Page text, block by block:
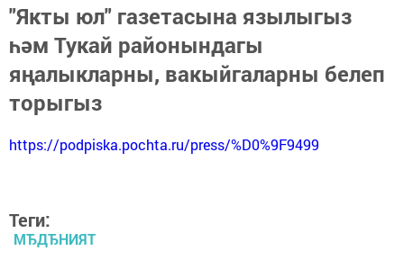
"Якты юл" газетасына язылыгыз
һәм Тукай районындагы
яңалыкларны, вакыйгаларны белеп
торыгыз
https://podpiska.pochta.ru/press/%D0%9F9499
Теги:
МЂДЂНИЯТ